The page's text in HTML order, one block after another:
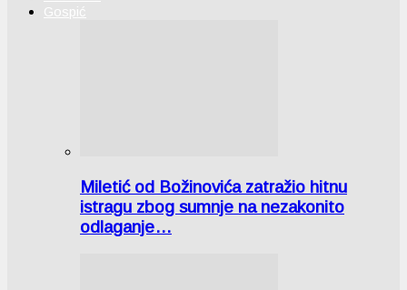
Gospić
Miletić od Božinovića zatražio hitnu
istragu zbog sumnje na nezakonito
odlaganje…